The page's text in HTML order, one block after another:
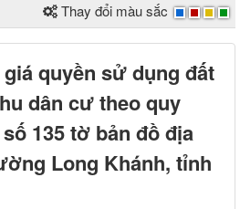
Thay đổi màu sắc
quyền sử dụng đất
dân cư theo quy
135 tờ bản đồ địa
Long Khánh, tỉnh